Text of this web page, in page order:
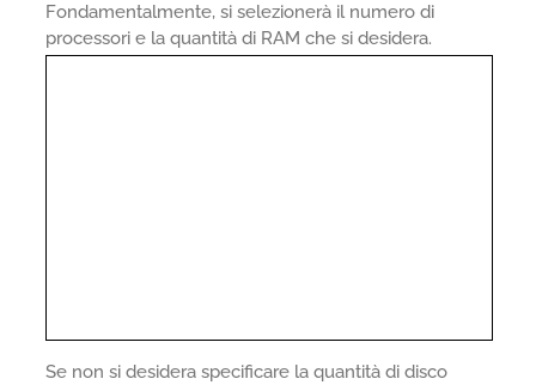
Fondamentalmente, si selezionerà il numero di
processori e la quantità di RAM che si desidera.
Se non si desidera specificare la quantità di disco